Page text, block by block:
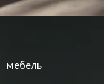
мебель